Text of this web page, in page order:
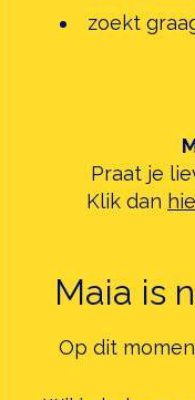
zoekt
Praat je
Klik dan
Op dit
Maia is